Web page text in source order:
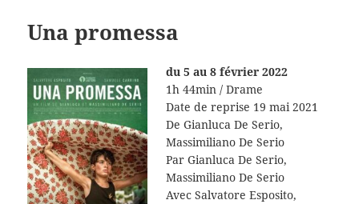
Una promessa
du 5 au 8 février 2022
1h 44min / Drame
Date de reprise 19 mai 2021
De Gianluca De Serio,
Massimiliano De Serio
Par Gianluca De Serio,
Massimiliano De Serio
Avec Salvatore Esposito,